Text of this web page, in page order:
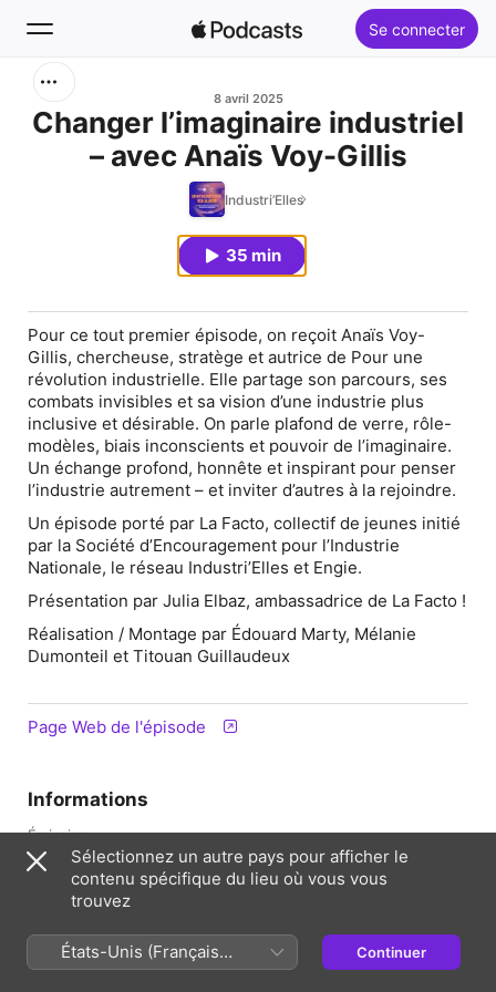
Se connecter
Accueil
8 avril 2025
Changer l’imaginaire industriel
– avec Anaïs Voy-Gillis
Industri’Elles
35 min
Pour ce tout premier épisode, on reçoit Anaïs Voy-
Gillis, chercheuse, stratège et autrice de Pour une
révolution industrielle. Elle partage son parcours, ses
combats invisibles et sa vision d’une industrie plus
inclusive et désirable. On parle plafond de verre, rôle-
modèles, biais inconscients et pouvoir de l’imaginaire.
Un échange profond, honnête et inspirant pour penser
l’industrie autrement – et inviter d’autres à la rejoindre.
Un épisode porté par La Facto, collectif de jeunes initié
par la Société d’Encouragement pour l’Industrie
Nationale, le réseau Industri’Elles et Engie.
Présentation par Julia Elbaz, ambassadrice de La Facto !
Réalisation / Montage par Édouard Marty, Mélanie
Dumonteil et Titouan Guillaudeux
Page Web de l'épisode
Informations
Émission
Industri’Elles
Fréquence
Publiée
8 avril 2025 à 15:06 UTC
Sélectionnez un autre pays pour afficher le
contenu spécifique du lieu où vous vous
trouvez
États-Unis (Français
France)
Continuer